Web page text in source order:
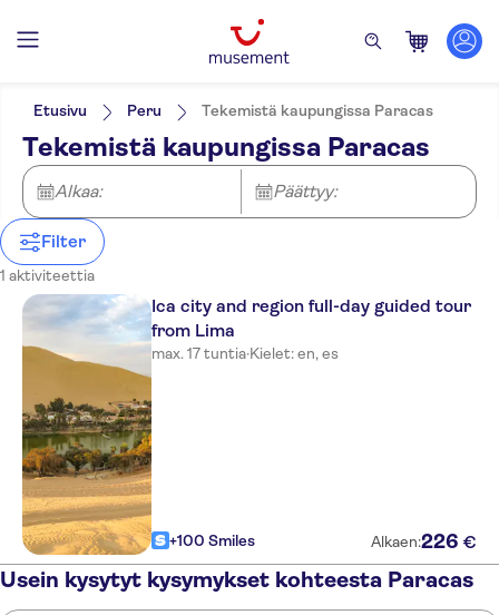
Suodata
Tierra Viva Miraflores
NM Lima Hotel
Casa Bella Miraflores
Aku Hotels
Allpa Hotel & Suites
Miraflores San Antonio
Hotel San Blas
qp Hotels Lima
Hotel Ferre Miraflores
Suite Service Apart Hotel
Lippuvaihtoehdot
Sisäänpääsymaksu sisältyy
Opastettu kierros
Paikalliseen makuun
Ateria sisältyy
E-lippu
Välitön vahvistus
Aktiviteetit
Aktiviteetin kieli
English
Etusivu Peru Tekemistä kaupungissa Paracas
Tekemistä kaupungissa Paracas
Alkaa: Päättyy:
Filter
1 aktiviteettia
Ica city and region full-day guided tour
from Lima
max. 17 tuntia·Kielet: en, es
+100 Smiles Alkaen:226 €
Usein kysytyt kysymykset kohteesta Paracas